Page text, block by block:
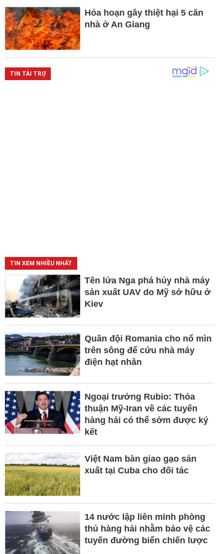
Hỏa hoạn gây thiệt hại 5 căn
nhà ở An Giang
TIN XEM NHIỀU NHẤT
Tên lửa Nga phá hủy nhà máy
sản xuất UAV do Mỹ sở hữu ở
Kiev
Quân đội Romania cho nổ mìn
trên sông để cứu nhà máy
điện hạt nhân
Ngoại trưởng Rubio: Thỏa
thuận Mỹ-Iran về các tuyến
hàng hải có thể sớm được ký
kết
Việt Nam bàn giao gạo sản
xuất tại Cuba cho đối tác
14 nước lập liên minh phòng
thủ hàng hải nhằm bảo vệ các
tuyến đường biển chiến lược